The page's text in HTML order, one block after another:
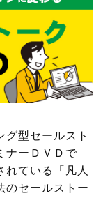
グ型セールスト
ナーＤＶＤで
れている「凡人
のセールストー